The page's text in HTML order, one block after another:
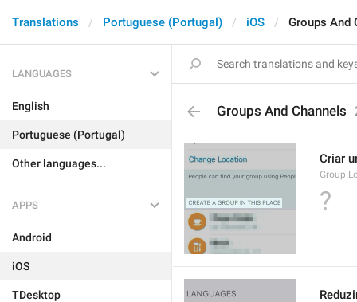
Translations Portuguese (Portugal) iOS Groups And
LANGUAGES
English
Portuguese (Portugal)
Other languages...
APPS
Android
iOS
TDesktop
Groups And Channels
Criar
?